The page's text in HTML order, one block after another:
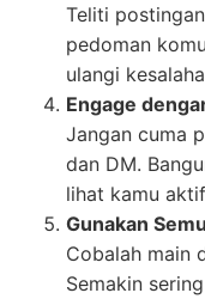
Teliti
pedoman
ulangi
Engage
Jangan cuma
dan DM.
lihat kamu
Gunakan
Cobalah main
Semakin